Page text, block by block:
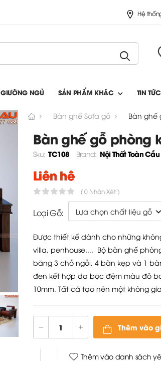
Hệ
GIƯỜNG NGỦ SẢN PHẨM KHÁC TIN TỨC
Bàn ghế Sofa gỗ Bàn ghế
Bàn ghế gỗ phòng
Sku: TC108 Brand: Nội Thất Toàn Cầu
Liên hệ
( 0 Nhận Xét )
Loại Gỗ:
Được thiết kế dành cho những
villa, penhouse.... Bộ bàn ghế
băng 3 chỗ ngồi, 4 bàn kẹp và 1
đen kết hợp da bọc đệm màu đỏ
10mm. Tất cả tạo nên một không
Thêm vào
Thêm vào danh sách